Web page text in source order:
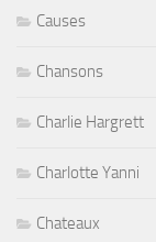
Causes
Chansons
Charlie Hargrett
Charlotte Yanni
Chateaux